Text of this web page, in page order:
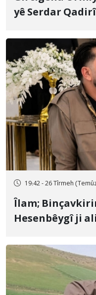
yê Serdar
19:42 - 26 Tîrmeh
Îlam;
Hesenbêygî ji